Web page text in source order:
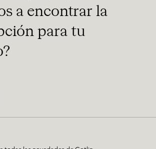
a encontrar la
para tu